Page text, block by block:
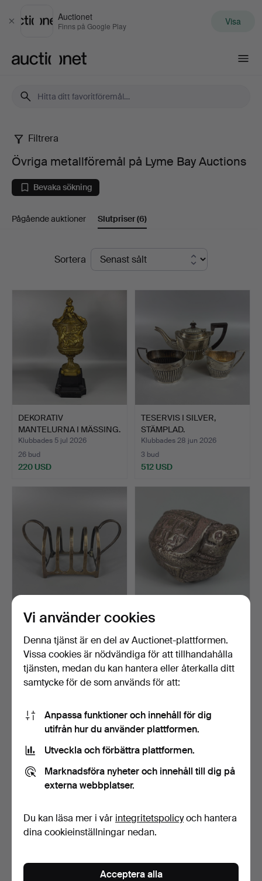
Stäng
Auctionet
Finns på Google Play Visa
Övriga
metallföremål
på
Lyme
Auctions
Filtrera
Övriga metallföremål på Lyme Bay Auctions
Bevaka sökning
Pågående auktioner Slutpriser(6)
SlutpriserSortera
DEKORATIV
MANTELURNA I MÄSSING.
Klubbades 5 jul 2026
26 bud
220 USD
TESERVIS I SILVER,
STÄMPLAD.
Klubbades 28 jun 2026
3 bud
512 USD
ENGELSKT STÄMPLAT
SILVER-
ROSTBRÖDSSTÄLL.
Klubbades 24 maj 2026
3 bud
115 USD
BETELMUTTERLÅDA.
Klubbades 5 apr 2026
4 bud
35 USD
Utvalt
Klubbades 15 mar 2026
Klubbades 9 feb 2026
Vi använder cookies
Denna tjänst är en del av Auctionet-plattformen.
Vissa cookies är nödvändiga för att tillhandahålla
tjänsten, medan du kan hantera eller återkalla ditt
samtycke för de som används för att:
Anpassa funktioner och innehåll för dig
utifrån hur du använder plattformen.
Utveckla och förbättra plattformen.
Marknadsföra nyheter och innehåll till dig på
externa webbplatser.
Du kan läsa mer i vår integritetspolicyoch hantera
dina cookieinställningar nedan.
Acceptera alla